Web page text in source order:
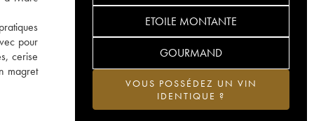
pour
cerise
magret
ETOILE MONTANTE
GOURMAND
VOUS POSSÉDEZ UN VIN
IDENTIQUE ?